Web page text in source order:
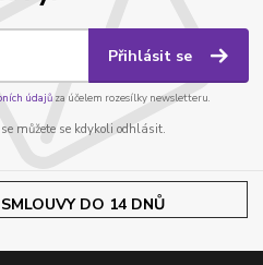
Přihlásit se
údajůza účelem rozesílky newsletteru.
můžete se kdykoli odhlásit.
DO 14 DNŮ